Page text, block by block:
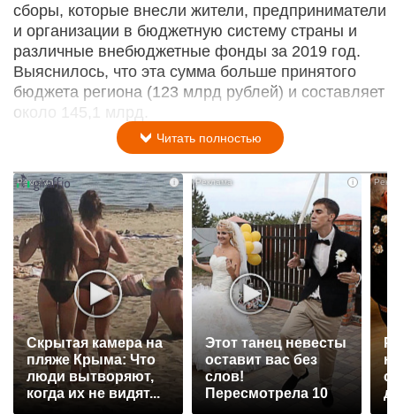
сборы, которые внесли жители, предприниматели
и организации в бюджетную систему страны и
различные внебюджетные фонды за 2019 год.
Выяснилось, что эта сумма больше принятого
бюджета региона (123 млрд рублей) и составляет
около 145,1 млрд.
Читать полностью
i
Скрытая камера на
пляже Крыма: Что
люди вытворяют,
когда их не видят...
i
Этот танец невесты
оставит вас без
слов!
Пересмотрела 10